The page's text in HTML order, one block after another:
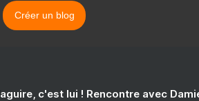
Créer un blog
c'est lui ! Rencontre avec